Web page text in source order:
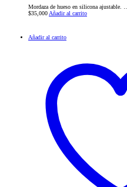
Mordaza de hueso en silicona ajustable. …
$35,000 Añadir al carrito
Añadir al carrito